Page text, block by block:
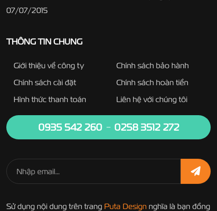
07/07/2015
THÔNG TIN CHUNG
Giới thiệu về công ty
Chính sách bảo hành
Chính sách cài đặt
Chính sách hoàn tiền
Hình thức thanh toán
Liên hệ với chúng tôi
0935 542 260 0258 3512 272
Sử dụng nội dung trên trang Puta Design nghĩa là bạn đồng